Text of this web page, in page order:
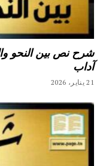
شرح نص بين النحو
آداب
21 يناير، 2026